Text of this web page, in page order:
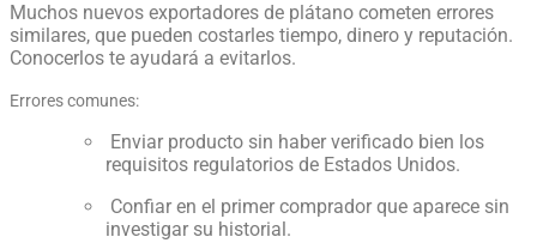
Muchos nuevos exportadores de plátano cometen errores
similares, que pueden costarles tiempo, dinero y reputación.
Conocerlos te ayudará a evitarlos.
Errores comunes:
Enviar producto sin haber verificado bien los
requisitos regulatorios de Estados Unidos.
Confiar en el primer comprador que aparece sin
investigar su historial.